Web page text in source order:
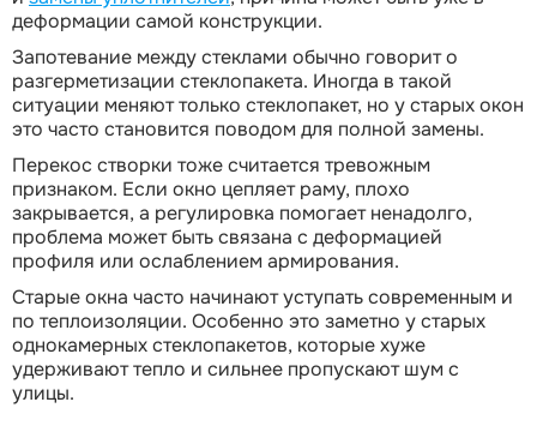
деформации самой конструкции.
Запотевание между стеклами обычно говорит о
разгерметизации стеклопакета. Иногда в такой
ситуации меняют только стеклопакет, но у старых окон
это часто становится поводом для полной замены.
Перекос створки тоже считается тревожным
признаком. Если окно цепляет раму, плохо
закрывается, а регулировка помогает ненадолго,
проблема может быть связана с деформацией
профиля или ослаблением армирования.
Старые окна часто начинают уступать современным и
по теплоизоляции. Особенно это заметно у старых
однокамерных стеклопакетов, которые хуже
удерживают тепло и сильнее пропускают шум с
улицы.